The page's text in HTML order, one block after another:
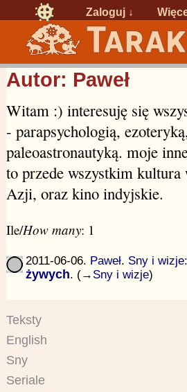
Zaloguj ↓
Autor: Paweł
Witam :) interesuję się
- parapsychologią,
paleoastronautyką. moje
to przede wszystkim
Azji, oraz kino indyjskie.
Ile/How many: 1
2011-06-06. Paweł. Sny i wizje:
żywych. (→ Sny i wizje)
Teksty
English
Sny
Seriale